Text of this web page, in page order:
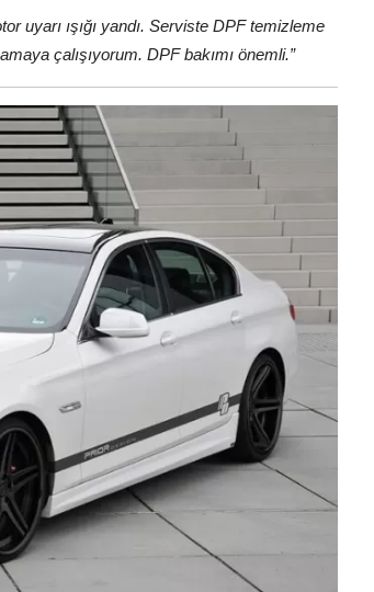
uyarı ışığı yandı. Serviste DPF temizleme
çalışıyorum. DPF bakımı önemli.”